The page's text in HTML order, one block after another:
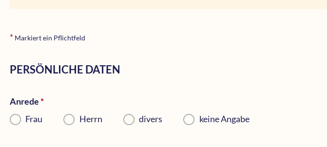
* Markiert ein Pflichtfeld
PERSÖNLICHE DATEN
Anrede*
Frau
Herrn divers keine Angabe